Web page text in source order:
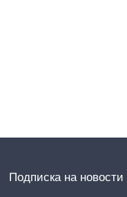
Подписка на новости